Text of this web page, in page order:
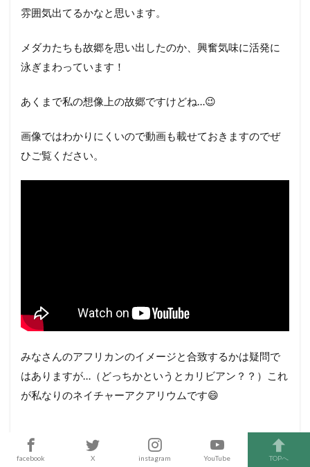
雰囲気出てるかなと思います。
メダカたちも故郷を思い出したのか、興奮気味に活発に
泳ぎまわっています！
あくまで私の想像上の故郷ですけどね…😉
画像ではわかりにくいので動画も載せておきますのでぜ
ひご覧ください。
みなさんのアフリカンのイメージと合致するかは疑問で
はありますが…（どっちかというとカリビアン？？）これ
が私なりのネイチャーアクアリウムです😄
数日すると、成長の早いグリーンロタラは予想通りどん
facebook X instagram YouTube TOPへ